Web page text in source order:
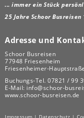
... immer ein Stück
25 Jahre Schoor Busreisen
Adresse und
Schoor Busreisen
77948 Friesenheim
Friesenheimer-
Buchungs-Tel. 07821 / 99
E-Mail: info@schoor-
www.schoor-busreisen.de
Impressum | Datenschutz |